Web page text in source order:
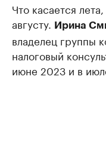
Что касается
августу. Ирина
владелец группы
налоговый
июне 2023 и в